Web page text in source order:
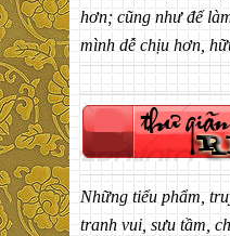
hơn; cũng như để
mình dễ chịu hơn,
Những tiểu phẩm,
tranh vui, sưu tầm,